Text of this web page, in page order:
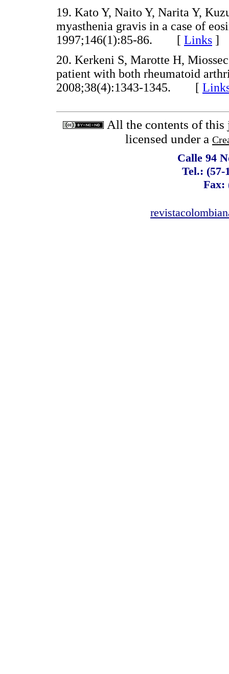
19. Kato Y, Naito Y, Narita Y,
myasthenia gravis in a case of
1997;146(1):85-86. [ Links ]
20. Kerkeni S, Marotte H,
patient with both rheumatoid
2008;38(4):1343-1345. [
All the contents of this
licensed under a
Calle 94
Tel.: (57-
Fax: